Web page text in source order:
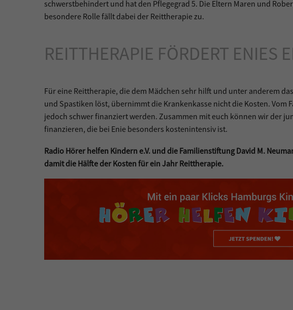
schwerstbehindert und hat den Pflegegrad 5. Die Eltern Maren und
besondere Rolle fällt dabei der Reittherapie zu.
REITTHERAPIE FÖRDERT ENIES
Für eine Reittherapie, die dem Mädchen sehr hilft und unter anderem
und Spastiken löst, übernimmt die Krankenkasse nicht die Kosten. Vom
jedoch schwer finanziert werden. Zusammen mit euch können wir der
finanzieren, die bei Enie besonders kostenintensiv ist.
Radio Hörer helfen Kindern e.V. und die Familienstiftung David M.
damit die Hälfte der Kosten für ein Jahr Reittherapie.